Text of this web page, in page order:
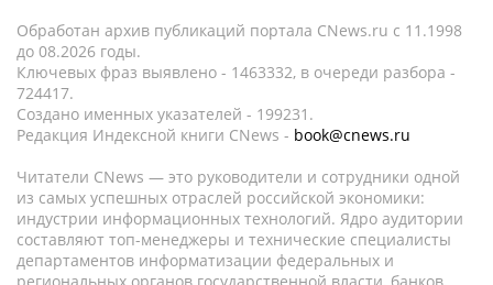
Обработан архив публикаций портала CNews.ru c 11.1998
до 08.2026 годы.
Ключевых фраз выявлено - 1463332, в очереди разбора -
724417.
Создано именных указателей - 199231.
Редакция Индексной книги CNews - book@cnews.ru
Читатели CNews — это руководители и сотрудники одной
из самых успешных отраслей российской экономики:
индустрии информационных технологий. Ядро аудитории
составляют топ-менеджеры и технические специалисты
департаментов информатизации федеральных и